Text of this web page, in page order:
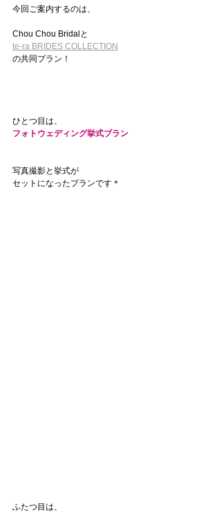
今回ご案内するのは、
Chou Chou Bridalと
te-ra BRIDES COLLECTION
の共同プラン！
ひとつ目は、
フォトウェディング挙式ブラン
写真撮影と挙式が
セットになったプランです＊
ふたつ目は、